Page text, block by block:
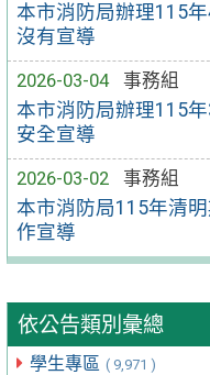
本市消防局辦理115
沒有宣導
2026-03-04
事務組
本市消防局辦理115
安全宣導
2026-03-02
事務組
本市消防局115年清
作宣導
依公告類別彙總
學生專區 ( 9,971 )